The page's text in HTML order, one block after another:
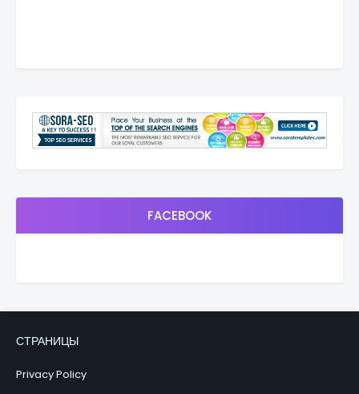
FACEBOOK
СТРАНИЦЫ
Privacy Policy